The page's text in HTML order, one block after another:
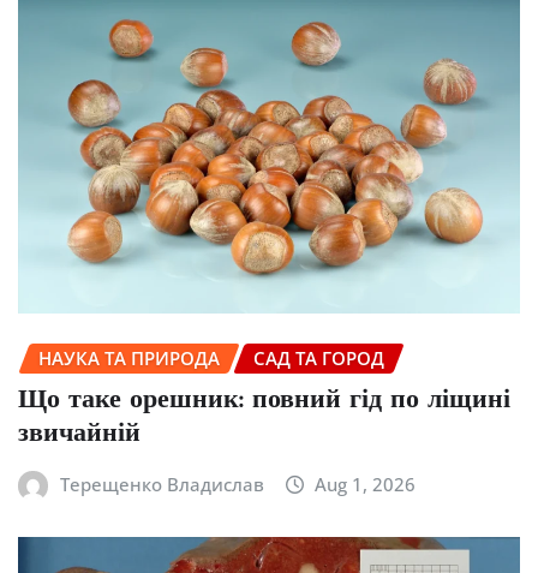
НАУКА ТА ПРИРОДА САД ТА ГОРОД
Що таке орешник: повний гід по ліщині
звичайній
Терещенко Владислав Aug 1, 2026